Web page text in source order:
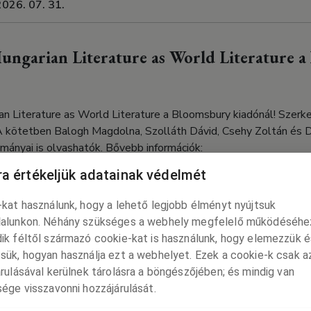
07. 31.
Literature as World Literature a
Literature as World Literature a Bloomsbury kiadónál!
kötetben Balogh Magdolna, Szolláth Dávid, Csehy Zoltán és
is olvashatók. Bővebb információk:
us/hungarian-literature-as-world-literature-
2026. 07. 18.
Álmodozások kora című írása a Literán
kora című írása a Literán jelent meg. Teljes
értékeljük adatainak védelmét
használunk, hogy a lehető legjobb élményt nyújtsuk
Néhány szükséges a webhely megfelelő
féltől származó cookie-kat is használunk, hogy elemezzük
hogyan használja ezt a webhelyet. Ezek a cookie-k csak
kerülnek tárolásra a böngészőjében; és mindig van
visszavonni hozzájárulását.